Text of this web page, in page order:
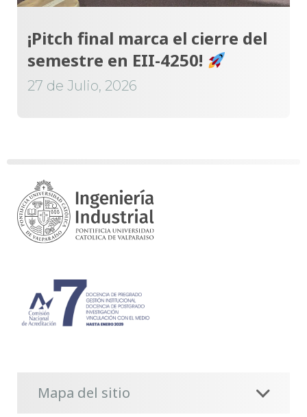
¡Pitch final marca el cierre del
semestre en EII-4250!
27 de Julio, 2026
Mapa del sitio